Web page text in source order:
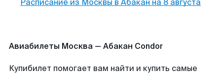
Расписание из Москвы в Абакан на 8 августа
Авиабилеты Москва — Абакан Condor
Купибилет помогает вам найти и купить самые